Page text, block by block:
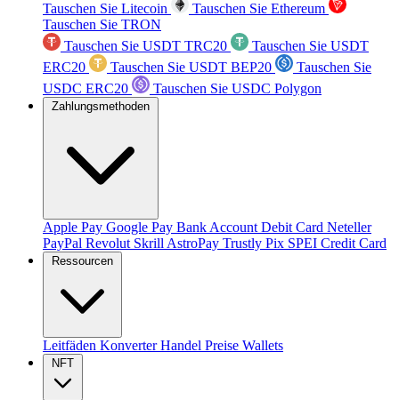
Tauschen Sie Litecoin
Tauschen Sie Ethereum
Tauschen Sie TRON
Tauschen Sie USDT TRC20
Tauschen Sie USDT
ERC20
Tauschen Sie USDT BEP20
Tauschen Sie
USDC ERC20
Tauschen Sie USDC Polygon
Zahlungsmethoden
Apple Pay Google Pay Bank Account Debit Card Neteller
PayPal Revolut Skrill AstroPay Trustly Pix SPEI Credit Card
Ressourcen
Leitfäden KonverterHandel Preise Wallets
NFT